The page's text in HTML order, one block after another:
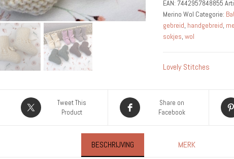
White
Merino
Wol
EAN: 7442957848855
Merino Wol Categorie:
gebreid, handgebreid,
sokjes, wol
Lovely Stitches
Tweet This
Product
Share on
Facebook
BESCHRIJVING MERK